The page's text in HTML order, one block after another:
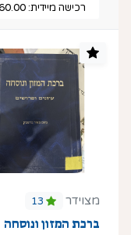
רכישה מיידית:
מצוידר 13
ברכת המזון ונוסחה